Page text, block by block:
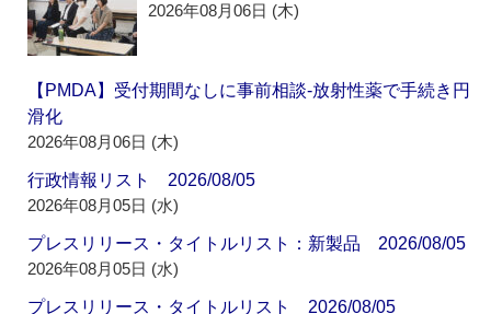
2026年08月06日 (木)
【PMDA】受付期間なしに事前相談‐放射性薬で手続き円
滑化
2026年08月06日 (木)
行政情報リスト 2026/08/05
2026年08月05日 (水)
プレスリリース・タイトルリスト：新製品 2026/08/05
2026年08月05日 (水)
プレスリリース・タイトルリスト 2026/08/05